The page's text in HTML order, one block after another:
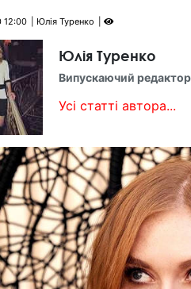
12:00 Юлія Туренко
Юлія Туренко
Випускаючий редактор
Усі статті автора...